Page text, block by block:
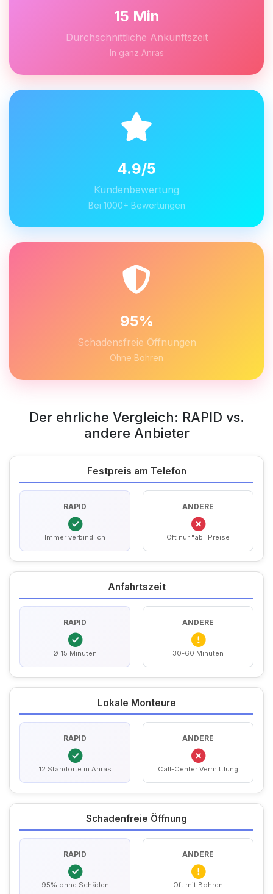
15 Min
Durchschnittliche Ankunftszeit
In ganz Anras
4.9/5
Kundenbewertung
Bei 1000+ Bewertungen
95%
Schadensfreie Öffnungen
Ohne Bohren
Der ehrliche Vergleich: RAPID vs.
andere Anbieter
Festpreis am Telefon
RAPID
Immer verbindlich
ANDERE
Oft nur "ab" Preise
Anfahrtszeit
RAPID
Ø 15 Minuten
ANDERE
30-60 Minuten
Lokale Monteure
RAPID
12 Standorte in Anras
ANDERE
Call-Center Vermittlung
Schadenfreie Öffnung
RAPID
95% ohne Schäden
ANDERE
Oft mit Bohren